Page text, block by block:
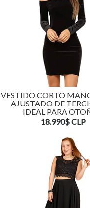
VESTIDO CORTO
AJUSTADO DE
IDEAL PARA
18.990$ CLP